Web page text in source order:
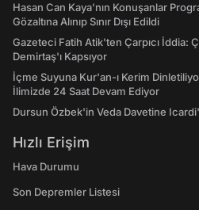
Hasan Can Kaya’nın Konuşanlar
Gözaltına Alınıp Sınır Dışı Edildi
Gazeteci Fatih Atik'ten Çarpıcı İddia:
Demirtaş'ı Kapsıyor
İçme Suyuna Kur'an-ı Kerim
İlimizde 24 Saat Devam Ediyor
Dursun Özbek'in Veda Davetine
Hızlı Erişim
Hava Durumu
Son Depremler Listesi